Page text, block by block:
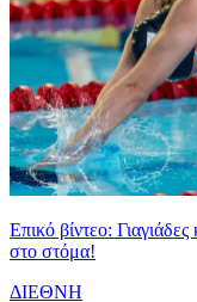
Επικό βίντεο:
στο στόμα!
ΔΙΕΘΝΗ